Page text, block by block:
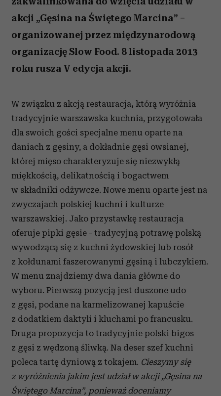
akcji „Gęsina na Świętego Marcina” –
organizowanej przez międzynarodową
organizację Slow Food. 8 listopada 2013
roku rusza V edycja akcji.
W związku z akcją restauracja, którą wyróżnia
tradycyjnie warszawska kuchnia, przygotowała
dla swoich gości specjalne menu oparte na
daniach z gęsiny, a dokładnie gęsi owsianej,
której mięso charakteryzuje się niezwykłą
miękkością, delikatnością i bogactwem
w składniki odżywcze. Nowe menu oparte jest na
zwyczajach polskiej kuchni i kulturze
warszawskiej. Jako przystawkę restauracja
oferuje pipki gęsie - tradycyjną potrawę polską
wywodzącą się z kuchni żydowskiej lub rosół
z kołdunami faszerowanymi gęsiną i lubczykiem.
W menu znajdziemy dwa dania główne do
wyboru. Pierwszą pozycją jest duszone udo
z gęsi, podane na karmelizowanej kapuście
z dodatkiem daktyli i kluchami po francusku.
Druga propozycja to tradycyjnie polski bigos
z gęsi z wędzoną śliwką. Na deser szef kuchni
poleca tartę dyniową z tokajem. Cieszymy się
z wyróżnienia jakim jest udział w akcji „Gęsina na
Świętego Marcina”, ponieważ doceniamy